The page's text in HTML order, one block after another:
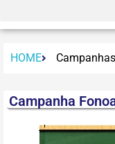
HOME Campanhas
Campanha